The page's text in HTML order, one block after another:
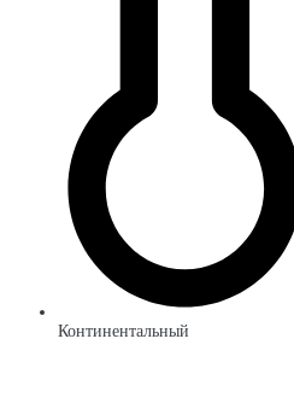
Континентальный